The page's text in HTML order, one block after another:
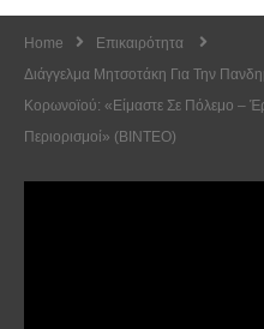
Home
Επικαιρότητα
Διάγγελμα Μητσοτάκη Για Την
Κορωνοϊού: «Είμαστε Σε Πόλεμο –
Περιορισμοί» (ΒΙΝΤΕΟ)